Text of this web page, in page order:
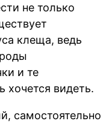
не только
клеща, ведь
и те
хочется видеть.
самостоятельно